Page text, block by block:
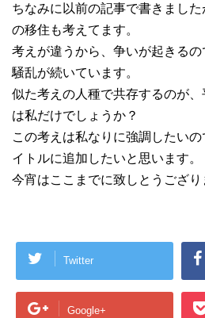
ちなみに以前の記事で書きまし
の移住も考えてます。
考えが違うから、争いが起きる
騒乱が続いています。
似た考えの人種で共存するのが
は私だけでしょうか？
この考えは私なりに強調したい
イトルに追加したいと思います。
今宵はここまでに致しとうござり
Twitter
Google+